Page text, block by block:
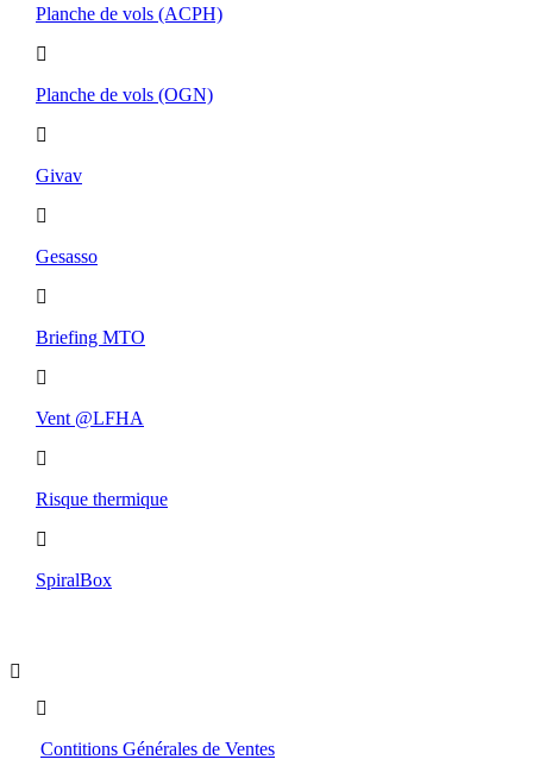
Planche de vols (ACPH)
Planche de vols (OGN)
Givav
Gesasso
Briefing MTO
Vent @LFHA
Risque thermique
SpiralBox
Contitions Générales de Ventes